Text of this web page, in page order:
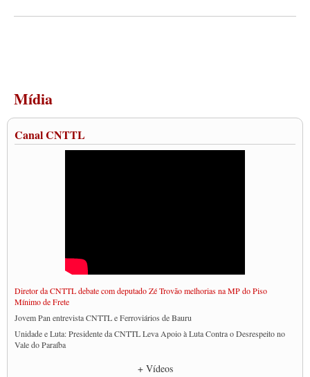
Mídia
Canal CNTTL
Diretor da CNTTL debate com deputado Zé Trovão melhorias na MP do Piso
Mínimo de Frete
Jovem Pan entrevista CNTTL e Ferroviários de Bauru
Unidade e Luta: Presidente da CNTTL Leva Apoio à Luta Contra o Desrespeito no
Vale do Paraíba
+ Vídeos